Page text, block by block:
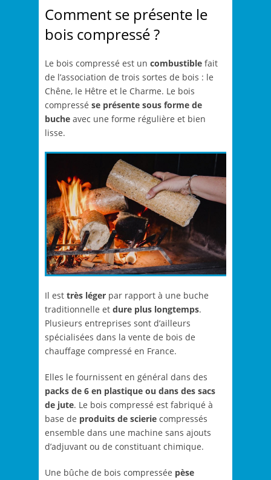
Comment se présente le
bois compressé ?
Le bois compressé est un combustible fait
de l’association de trois sortes de bois : le
Chêne, le Hêtre et le Charme. Le bois
compressé se présente sous forme de
buche avec une forme régulière et bien
lisse.
Il est très léger par rapport à une buche
traditionnelle et dure plus longtemps.
Plusieurs entreprises sont d’ailleurs
spécialisées dans la vente de bois de
chauffage compressé en France.
Elles le fournissent en général dans des
packs de 6 en plastique ou dans des sacs
de jute. Le bois compressé est fabriqué à
base de produits de scierie compressés
ensemble dans une machine sans ajouts
d’adjuvant ou de constituant chimique.
Une bûche de bois compressée pèse